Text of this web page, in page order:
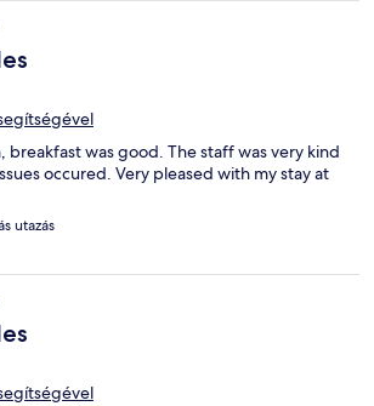
breakfast was good. The staff was very kind
occured. Very pleased with my stay at
utazás